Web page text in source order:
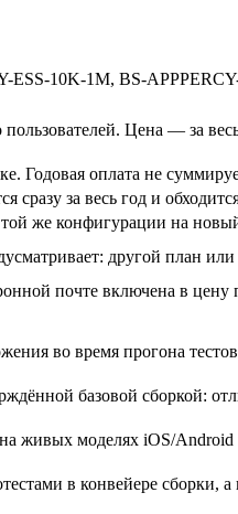
ESS-10K-1M, BS-
Цена — за
Годовая оплата не
сразу за весь год и
же конфигурации на
другой план
почте включена в
во время прогона
базовой сборкой:
моделях iOS/Android
в конвейере сборки,